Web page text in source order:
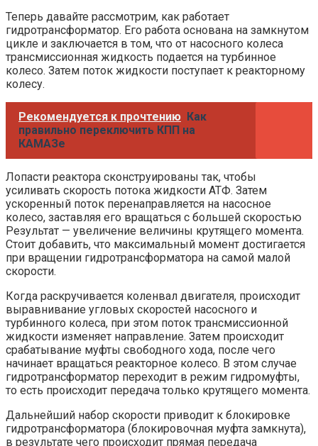
Теперь давайте рассмотрим, как работает
гидротрансформатор. Его работа основана на замкнутом
цикле и заключается в том, что от насосного колеса
трансмиссионная жидкость подается на турбинное
колесо. Затем поток жидкости поступает к реакторному
колесу.
Рекомендуется к прочтению Как
правильно переключить КПП на
КАМАЗе
Лопасти реактора сконструированы так, чтобы
усиливать скорость потока жидкости АТФ. Затем
ускоренный поток перенаправляется на насосное
колесо, заставляя его вращаться с большей скоростью
Результат — увеличение величины крутящего момента.
Стоит добавить, что максимальный момент достигается
при вращении гидротрансформатора на самой малой
скорости.
Когда раскручивается коленвал двигателя, происходит
выравнивание угловых скоростей насосного и
турбинного колеса, при этом поток трансмиссионной
жидкости изменяет направление. Затем происходит
срабатывание муфты свободного хода, после чего
начинает вращаться реакторное колесо. В этом случае
гидротрансформатор переходит в режим гидромуфты,
то есть происходит передача только крутящего момента.
Дальнейший набор скорости приводит к блокировке
гидротрансформатора (блокировочная муфта замкнута),
в результате чего происходит прямая передача